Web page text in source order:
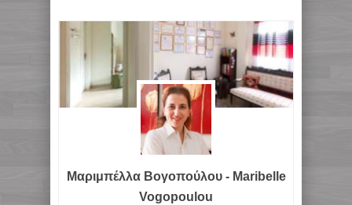
Μαριμπέλλα Βογοπούλου - Maribelle
Vogopoulou